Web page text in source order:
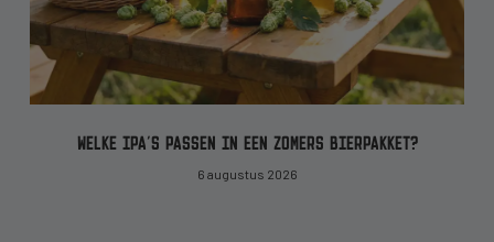
WELKE IPA’S PASSEN IN EEN ZOMERS BIERPAKKET?
6 augustus 2026